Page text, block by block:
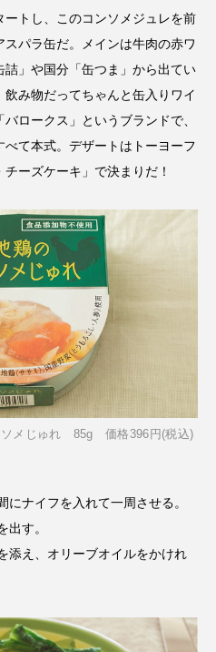
トし、このコンソメジュレを前
パラ缶だ。メインは牛肉の赤ワ
」や国分「缶つま」から出てい
み物だってちゃんと缶入りワイ
ロークス」というブランドで、
て本式。デザートはトーヨーフ
ーズケーキ」で決まりだ！
ソメじゅれ 85g 価格396円(税込)
ナイフを入れて一周させる。
出す。
添え、オリーブオイルをかけれ